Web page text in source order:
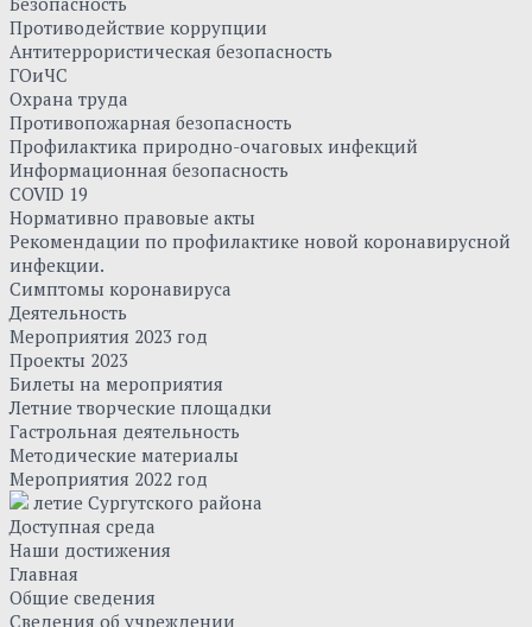
Противодействие коррупции
Антитеррористическая безопасность
ГОиЧС
Охрана труда
Противопожарная безопасность
Профилактика природно-очаговых инфекций
Информационная безопасность
COVID 19
Нормативно правовые акты
Рекомендации по профилактике новой коронавирусной
инфекции.
Симптомы коронавируса
Деятельность
Мероприятия 2023 год
Проекты 2023
Билеты на мероприятия
Летние творческие площадки
Гастрольная деятельность
Методические материалы
Мероприятия 2022 год
летие Сургутского района
Доступная среда
Наши достижения
Главная
Общие сведения
Сведения об учреждении